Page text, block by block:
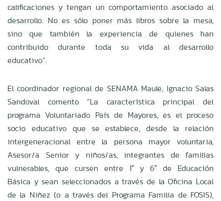
calificaciones y tengan un comportamiento asociado al
desarrollo. No es sólo poner más libros sobre la mesa,
sino que también la experiencia de quienes han
contribuido durante toda su vida al desarrollo
educativo”.
El coordinador regional de SENAMA Maule, Ignacio Salas
Sandoval comento “La característica principal del
programa Voluntariado País de Mayores, es el proceso
socio educativo que se establece, desde la relación
intergeneracional entre la persona mayor voluntaria,
Asesor/a Senior y niños/as, integrantes de familias
vulnerables, que cursen entre 1° y 6° de Educación
Básica y sean seleccionados a través de la Oficina Local
de la Niñez (o a través del Programa Familia de FOSIS),